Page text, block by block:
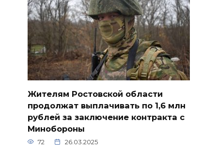
Жителям Ростовской области
продолжат выплачивать по 1,6 млн
рублей за заключение контракта с
Минобороны
72 26.03.2025